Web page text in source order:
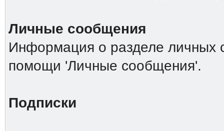
Личные сообщения
Информация о разделе личных
помощи 'Личные сообщения'.
Подписки